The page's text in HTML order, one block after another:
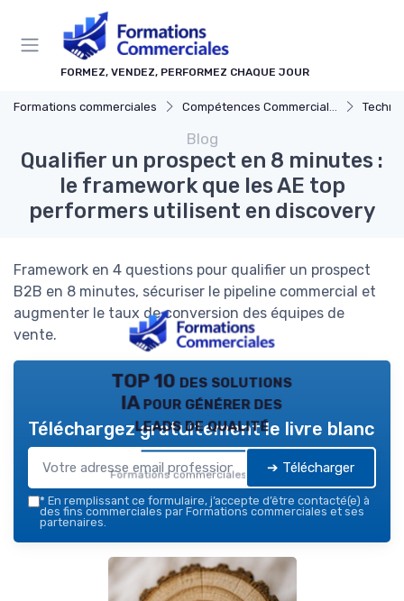
FORMEZ, VENDEZ, PERFORMEZ CHAQUE JOUR
Formations commerciales Compétences Commerciales Clés
Blog
Qualifier un prospect en 8 minutes :
le framework que les AE top
performers utilisent en discovery
Framework en 4 questions pour qualifier un prospect
B2B en 8 minutes, sécuriser le pipeline commercial et
augmenter le taux de conversion des équipes de
vente.
TOP 10 des solutions
IA pour générer des
leads de qualité
Formations commerciales — 2026
Téléchargez gratuitement le livre blanc
➔ Télécharger
* En remplissant ce formulaire, j’accepte d’être contacté(e) à
des fins commerciales par Formations commerciales et ses
partenaires.
Panneau de gestion des cookies